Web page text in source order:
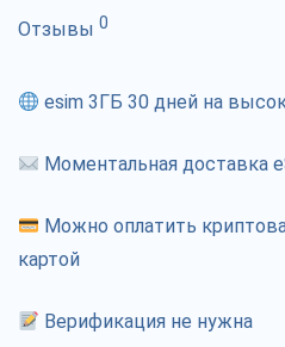
Отзывы 0
esim 3ГБ 30 дней на
Моментальная доставка
Можно оплатить
картой
Верификация не нужна